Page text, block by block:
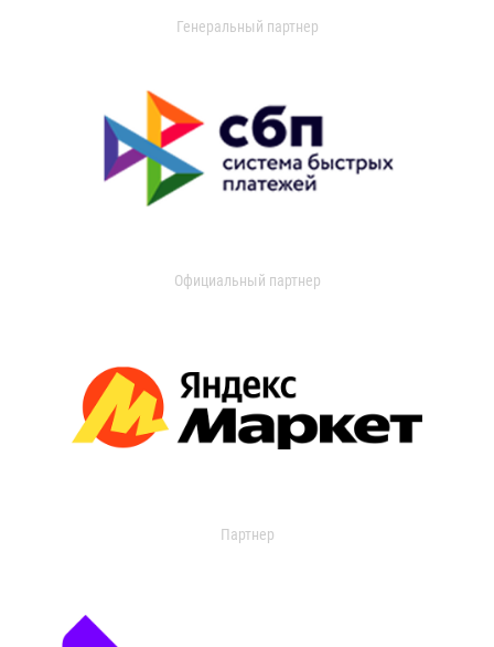
Генеральный партнер
Официальный партнер
Партнер